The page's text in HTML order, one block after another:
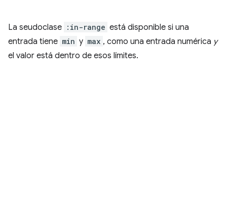
La seudoclase :in-range está disponible si una
entrada tiene min y max , como una entrada numérica y
el valor está dentro de esos límites.